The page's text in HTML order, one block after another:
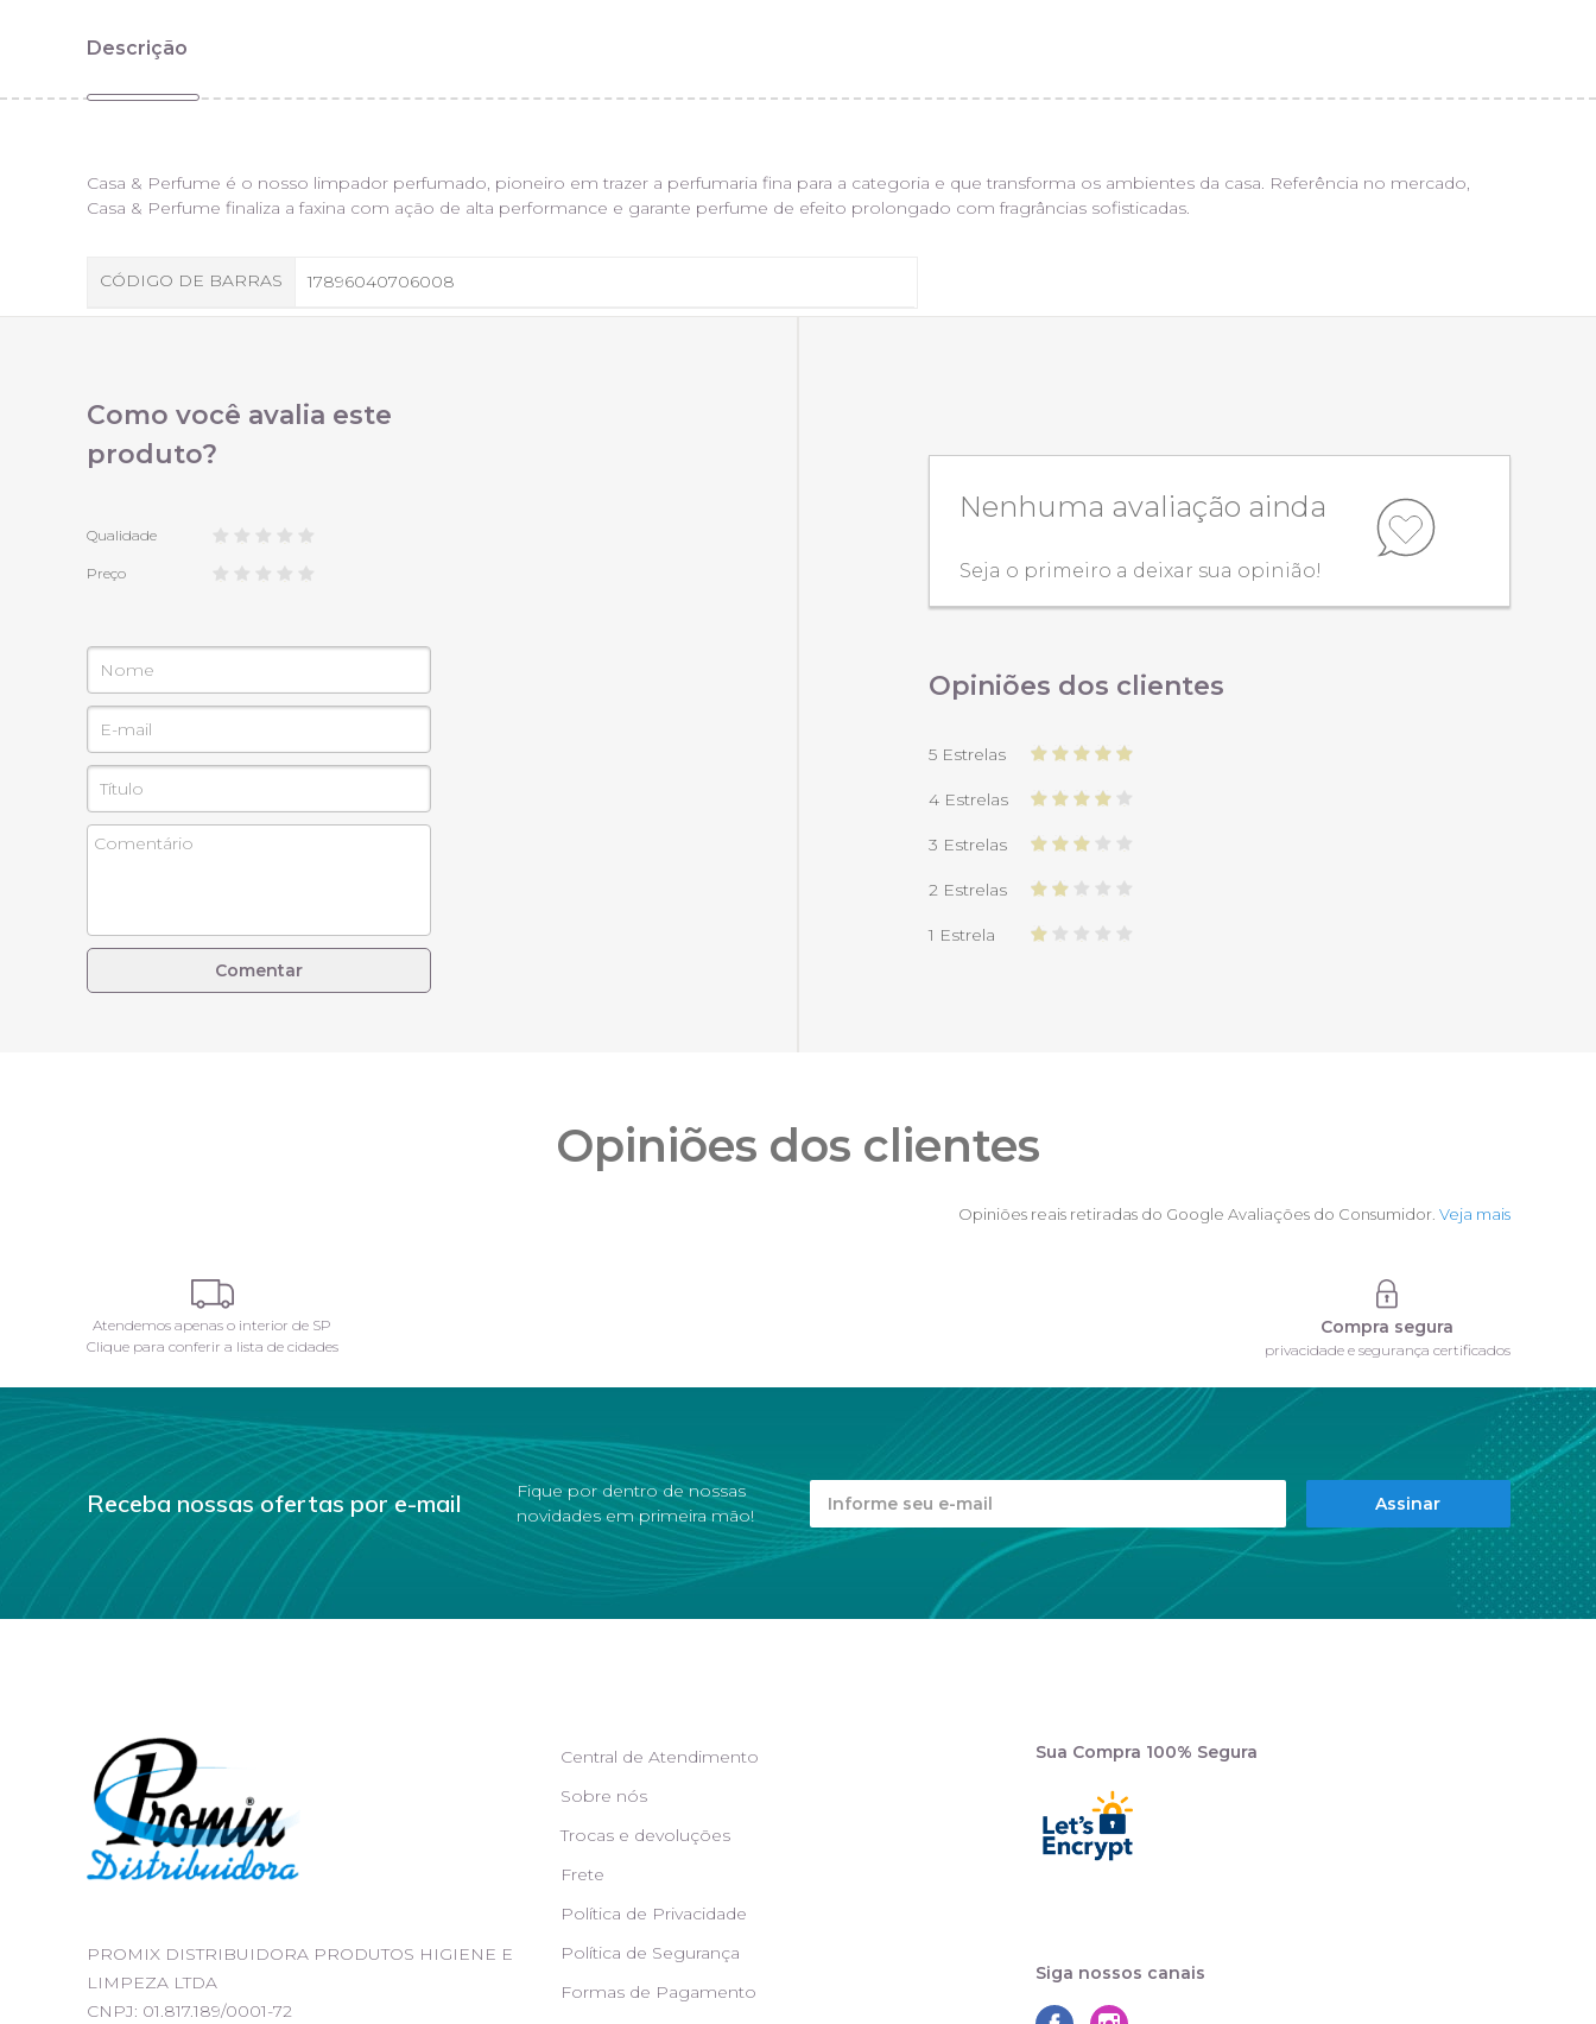
Descrição
Casa & Perfume é o nosso limpador perfumado, pioneiro em trazer a perfumaria fina para a categoria e que transforma os ambientes da casa. Referência no mercado,
Casa & Perfume finaliza a faxina com ação de alta performance e garante perfume de efeito prolongado com fragrâncias sofisticadas.
CÓDIGO DE BARRAS 17896040706008
Como você avalia este
produto?
Qualidade
Preço
Comentar
Nenhuma avaliação ainda
Seja o primeiro a deixar sua opinião!
Opiniões dos clientes
5 Estrelas
4 Estrelas
3 Estrelas
2 Estrelas
1 Estrela
Opiniões dos clientes
Opiniões reais retiradas do Google Avaliações do Consumidor. Veja mais
Atendemos apenas o interior de SP
Clique para conferir a lista de cidades
Compra segura
privacidade e segurança certificados
Receba nossas ofertas por e-mail
Fique por dentro de nossas
novidades em primeira mão!
Assinar
PROMIX DISTRIBUIDORA PRODUTOS HIGIENE E
LIMPEZA LTDA
CNPJ: 01.817.189/0001-72
Central de Atendimento
Sobre nós
Trocas e devoluções
Frete
Política de Privacidade
Política de Segurança
Formas de Pagamento
Sua Compra 100% Segura
Siga nossos canais